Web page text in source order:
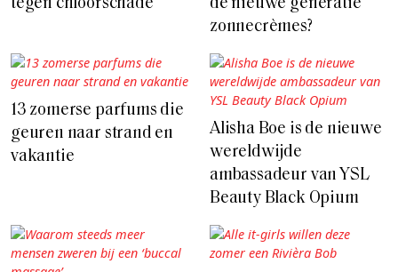
tegen chloorschade
de nieuwe generatie
zonnecrèmes?
13 zomerse parfums die
geuren naar strand en
vakantie
Alisha Boe is de nieuwe
wereldwijde
ambassadeur van YSL
Beauty Black Opium